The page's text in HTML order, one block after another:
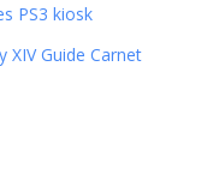
PS3 kiosk
XIV Guide Carnet